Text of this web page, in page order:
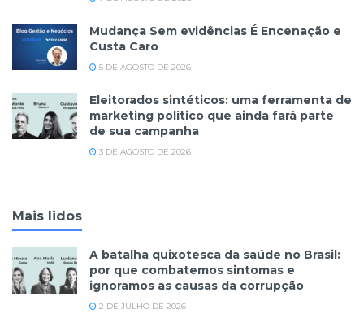
Mudança Sem evidências É Encenação e
Custa Caro
5 DE AGOSTO DE 2026
Eleitorados sintéticos: uma ferramenta de
marketing político que ainda fará parte
de sua campanha
3 DE AGOSTO DE 2026
Mais lidos
A batalha quixotesca da saúde no Brasil:
por que combatemos sintomas e
ignoramos as causas da corrupção
2 DE JULHO DE 2026